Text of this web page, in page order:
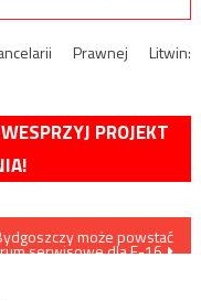
Prawnej Litwin:
PROJEKT
może powstać
serwisowe dla F-16